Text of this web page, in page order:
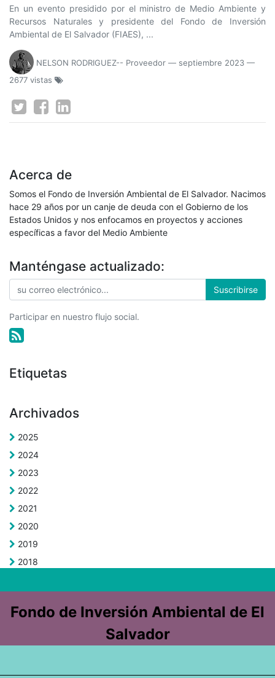
En un evento presidido por el ministro de Medio Ambiente y
Recursos Naturales y presidente del Fondo de Inversión
Ambiental de El Salvador (FIAES), ...
NELSON RODRIGUEZ-- Proveedor — septiembre 2023 —
2677 vistas
Acerca de
Somos el Fondo de Inversión Ambiental de El Salvador. Nacimos
hace 29 años por un canje de deuda con el Gobierno de los
Estados Unidos y nos enfocamos en proyectos y acciones
específicas a favor del Medio Ambiente
Manténgase actualizado:
Suscribirse
Participar en nuestro flujo social.
Etiquetas
Archivados
2025
2024
2023
2022
2021
2020
2019
2018
Fondo de Inversión Ambiental de El
Salvador